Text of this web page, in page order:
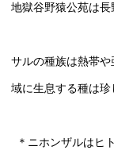
地獄谷野猿公苑は
サルの種族は熱帯
域に生息する種は
＊ニホンザルはヒ